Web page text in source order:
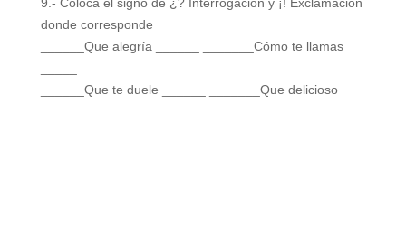
9.- Coloca el signo de ¿? Interrogación y ¡! Exclamación
donde corresponde
______Que alegría ______ _______Cómo te llamas
______Que te duele ______ _______Que delicioso